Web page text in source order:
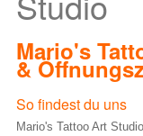
Mario's
&
So findest du uns
Mario's Tattoo Art